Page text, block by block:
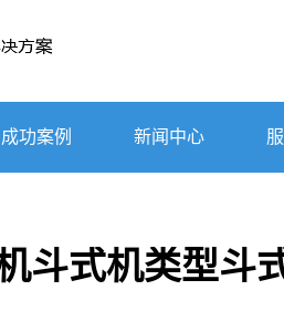
成功案例 新闻中心
斗式机类型斗